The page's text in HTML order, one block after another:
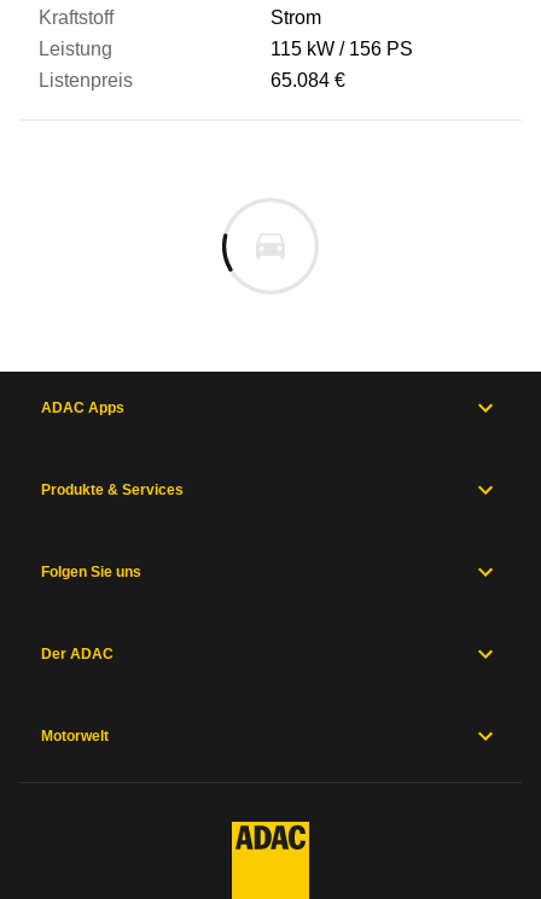
Strom
115 kW
156 PS
65.084 €
ADAC Apps
Produkte & Services
Folgen Sie uns
Der ADAC
Motorwelt